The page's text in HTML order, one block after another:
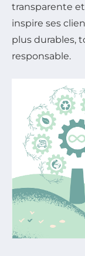
transparente
inspire ses
plus durables,
responsable.